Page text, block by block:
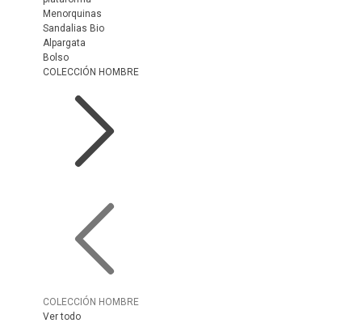
Menorquinas
Sandalias Bio
Alpargata
Bolso
COLECCIÓN HOMBRE
COLECCIÓN HOMBRE
Ver todo